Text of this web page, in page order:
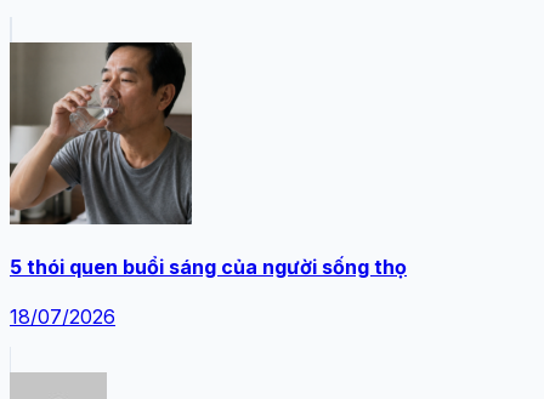
5 thói quen buổi sáng của người sống thọ
18/07/2026